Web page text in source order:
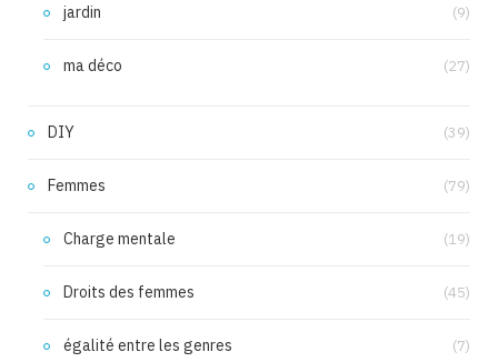
jardin (9)
ma déco (27)
DIY (39)
Femmes (79)
Charge mentale (19)
Droits des femmes (45)
égalité entre les genres (7)